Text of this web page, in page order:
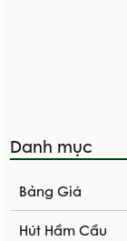
Danh mục
Bảng Giá
Hút Hầm Cầu